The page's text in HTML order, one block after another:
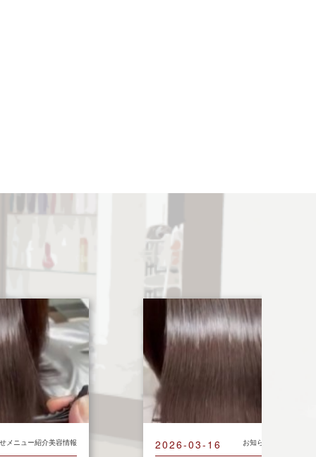
メニュー紹介美容情報 2026-03-16 お知らせメニュー紹介